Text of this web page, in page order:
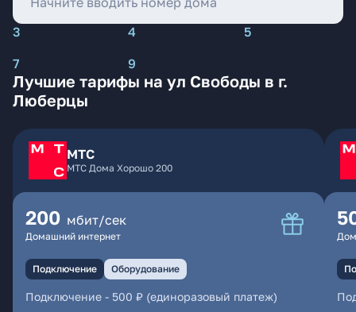
3 4
5
7
9
Лучшие тарифы на ул Свободы в г.
Люберцы
МТС
МТС Дома Хорошо 200
200 мбит/сек
Домашний интернет
Подключение Оборудование
Подключение - 500 ₽ (единоразовый платеж)